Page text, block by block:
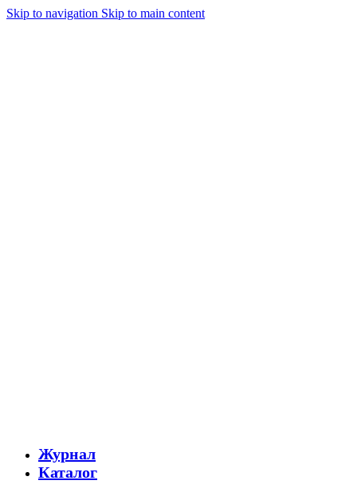
Skip to navigation Skip to main content
Журнал
Каталог